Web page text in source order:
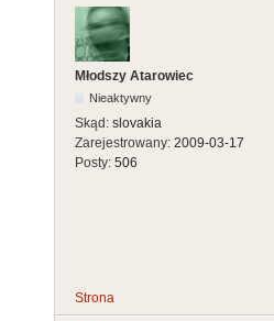
Młodszy Atarowiec
Nieaktywny
Skąd: slovakia
Zarejestrowany: 2009-03-17
Posty: 506
Strona